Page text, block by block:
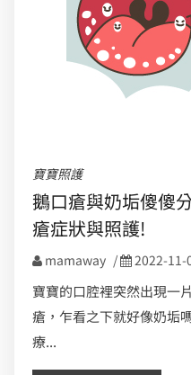
寶寶照護
鵝口瘡與奶垢傻傻
瘡症狀與照護!
mamaway / 2022-11-
寶寶的口腔裡突然出現一
瘡，乍看之下就好像奶垢
療...